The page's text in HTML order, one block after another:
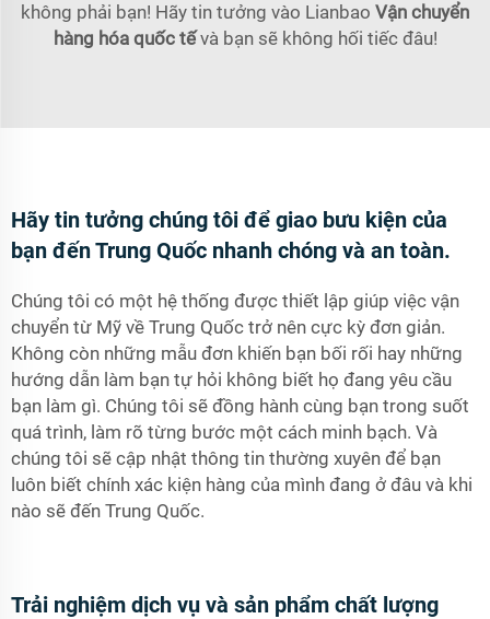
không phải bạn! Hãy tin tưởng vào Lianbao Vận chuyển
hàng hóa quốc tếvà bạn sẽ không hối tiếc đâu!
Hãy tin tưởng chúng tôi để giao bưu kiện của
bạn đến Trung Quốc nhanh chóng và an toàn.
Chúng tôi có một hệ thống được thiết lập giúp việc vận
chuyển từ Mỹ về Trung Quốc trở nên cực kỳ đơn giản.
Không còn những mẫu đơn khiến bạn bối rối hay những
hướng dẫn làm bạn tự hỏi không biết họ đang yêu cầu
bạn làm gì. Chúng tôi sẽ đồng hành cùng bạn trong suốt
quá trình, làm rõ từng bước một cách minh bạch. Và
chúng tôi sẽ cập nhật thông tin thường xuyên để bạn
luôn biết chính xác kiện hàng của mình đang ở đâu và khi
nào sẽ đến Trung Quốc.
Trải nghiệm dịch vụ và sản phẩm chất lượng